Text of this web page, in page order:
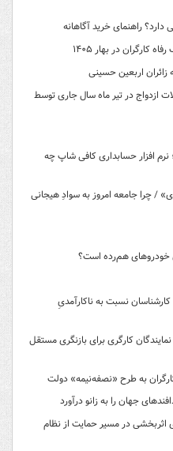
راهنمای خرید آگاهانه
اربعین حسینی
ریال تسهیلات ازدواج در تیر ماه سال جاری توسط
نرم افزار حسابداری کافی شاپ چه
/ چرا جامعه امروز به سوادِ هیجانی
خودروهای هم‌رده است؟
نسبت به ناکارآمدیِ
کارگری برای بازنگری مستقل
به طرح «نصفه‌نیمه» دولت
جهان را به زانو درآورد
اثربخشی در مسیر حمایت از نظام